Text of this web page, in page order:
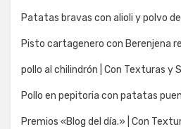
Patatas bravas con alioli y polvo
Pisto cartagenero con Berenjena
pollo al chilindrón | Con Texturas y
Pollo en pepitoria con patatas
Premios «Blog del día.» | Con